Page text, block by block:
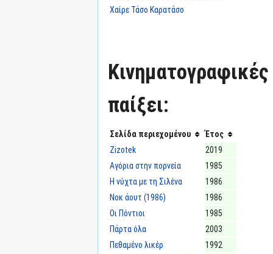
Χαίρε Τάσο Καρατάσο
Κινηματογραφικές
παίξει:
Σελίδα περιεχομένου
Έτος
Zizotek
2019
Αγόρια στην πορνεία
1985
Η νύχτα με τη Σιλένα
1986
Νοκ άουτ (1986)
1986
Οι Πόντιοι
1985
Πάρτα όλα
2003
Πεθαμένο λικέρ
1992